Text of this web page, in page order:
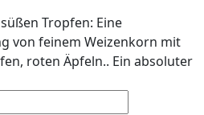
Tropfen: Eine
von feinem Weizenkorn mit
roten Äpfeln.. Ein absoluter